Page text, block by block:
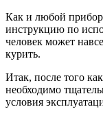
Как и любой
инструкцию по
человек может
курить.
Итак, после того
необходимо
условия